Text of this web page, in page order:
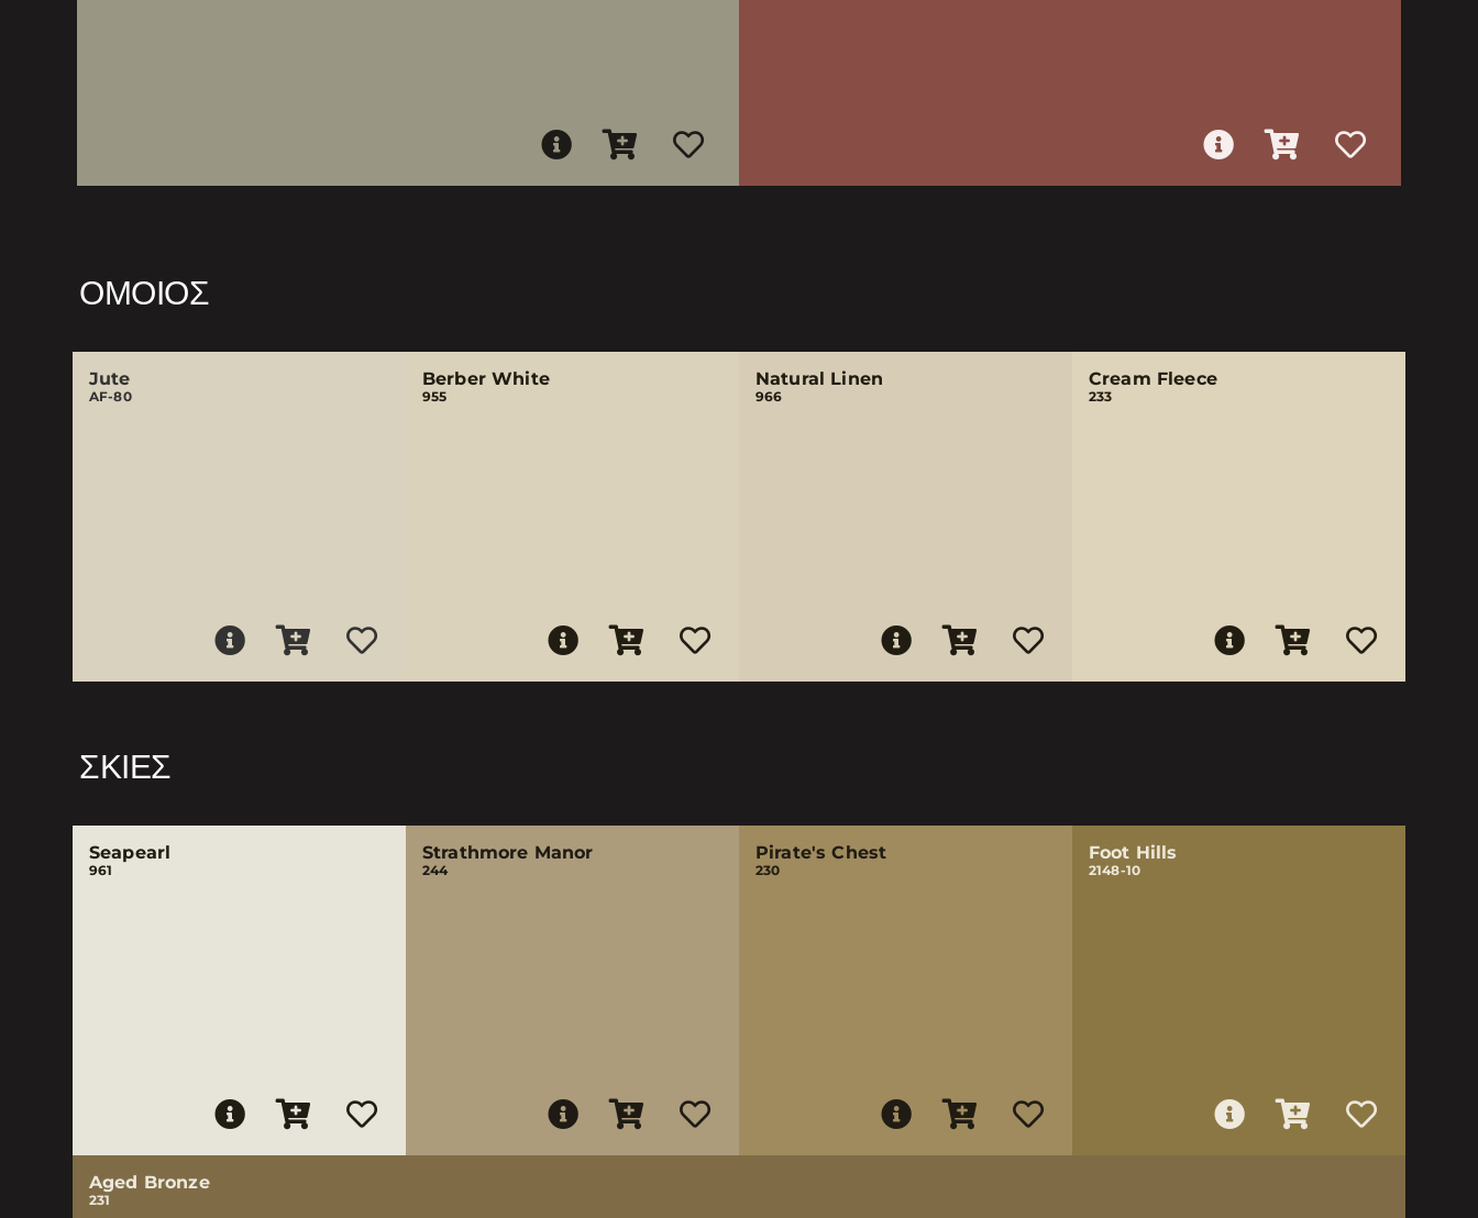
ΌΜΟΙΟΣ
Jute
AF-80
Berber White
955
Natural Linen
966
Cream Fleece
233
ΣΚΙΈΣ
Seapearl
961
Strathmore Manor
244
Pirate's Chest
230
Foot Hills
2148-10
Aged Bronze
231